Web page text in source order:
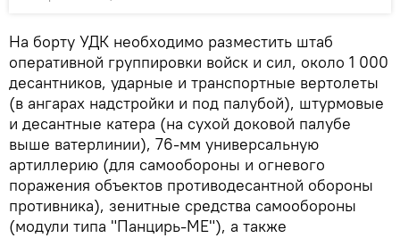
На борту УДК необходимо разместить штаб
оперативной группировки войск и сил, около 1 000
десантников, ударные и транспортные вертолеты
(в ангарах надстройки и под палубой), штурмовые
и десантные катера (на сухой доковой палубе
выше ватерлинии), 76-мм универсальную
артиллерию (для самообороны и огневого
поражения объектов противодесантной обороны
противника), зенитные средства самообороны
(модули типа "Панцирь-МЕ"), а также